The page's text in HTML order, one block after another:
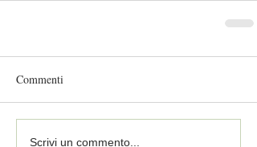
Commenti
Scrivi un commento...